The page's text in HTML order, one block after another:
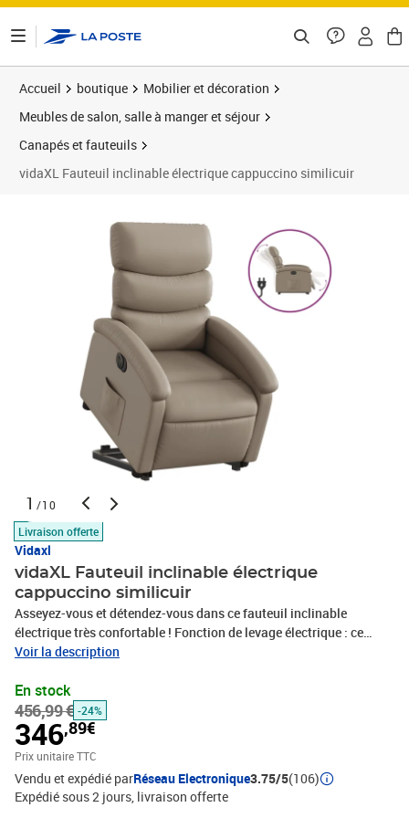
Accueil boutique
Mobilier et décoration
Meubles de salon, salle à manger et séjour
Canapés et fauteuils
vidaXL Fauteuil inclinable électrique cappuccino similicuir
1 /10
Livraison offerte
Vidaxl
vidaXL Fauteuil inclinable électrique
cappuccino similicuir
Asseyez-vous et détendez-vous dans ce fauteuil inclinable
électrique très confortable ! Fonction de levage électrique : ce
fauteuil inclinable pour personnes âgées est équipé d'un moteur
pousse toute la chaise vers le haut, vous pouvez facilement vous
tenir debout sans stresser votre dos et vos genoux en appuyant
simplement sur le bouton.Fonction d'inclinaison électrique : ce
fauteuil inclinable est également équipé d'un moteur électrique qui
permet de régler automatiquement le repose-pied et le dossier
dans n'importe quelle position, selon votre confort, en appuyant
simplement sur le bouton situé sur le côté du fauteuil. Cette
Voir la description
En stock
456,99 € -24%
346,89€
Prix unitaire TTC
Vendu et expédié parRéseau Electronique3.75/5(106)
Expédié sous 2 jours livraison offerte